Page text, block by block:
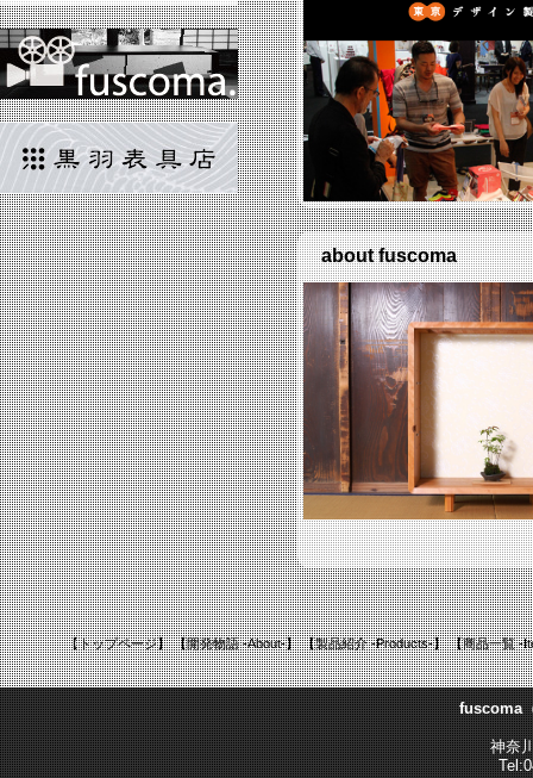
■2015/06/23
東京 デザイン製品展 DESIGN
TOKYO 出展いたします
about fuscoma
【トップページ】 【開発物語 -About-】 【製品紹介 -Products-】 【商品一覧 -
fuscoma
神奈